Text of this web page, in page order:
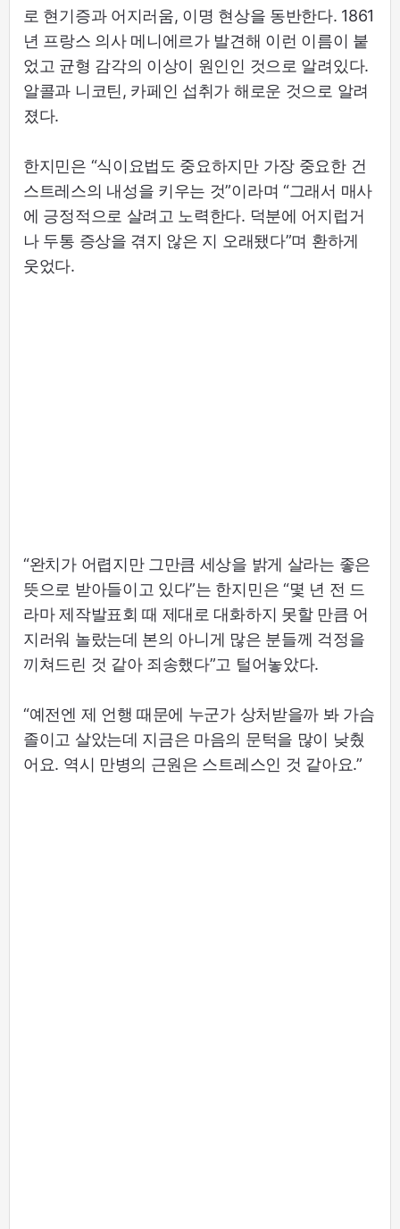
로 현기증과 어지러움, 이명 현상을 동반한다. 1861
년 프랑스 의사 메니에르가 발견해 이런 이름이 붙
었고 균형 감각의 이상이 원인인 것으로 알려있다.
알콜과 니코틴, 카페인 섭취가 해로운 것으로 알려
졌다.
한지민은 “식이요법도 중요하지만 가장 중요한 건
스트레스의 내성을 키우는 것”이라며 “그래서 매사
에 긍정적으로 살려고 노력한다. 덕분에 어지럽거
나 두통 증상을 겪지 않은 지 오래됐다”며 환하게
웃었다.
“완치가 어렵지만 그만큼 세상을 밝게 살라는 좋은
뜻으로 받아들이고 있다”는 한지민은 “몇 년 전 드
라마 제작발표회 때 제대로 대화하지 못할 만큼 어
지러워 놀랐는데 본의 아니게 많은 분들께 걱정을
끼쳐드린 것 같아 죄송했다”고 털어놓았다.
“예전엔 제 언행 때문에 누군가 상처받을까 봐 가슴
졸이고 살았는데 지금은 마음의 문턱을 많이 낮췄
어요. 역시 만병의 근원은 스트레스인 것 같아요.”